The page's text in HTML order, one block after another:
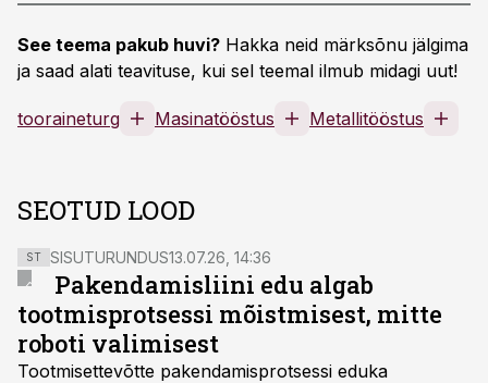
See teema pakub huvi? Hakka neid märksõnu jälgima
ja saad alati teavituse, kui sel teemal ilmub midagi uut!
tooraineturg Masinatööstus Metallitööstus
SEOTUD LOOD
ST SISUTURUNDUS13.07.26, 14:36
Pakendamisliini edu algab
tootmisprotsessi mõistmisest, mitte
roboti valimisest
Tootmisettevõtte pakendamisprotsessi eduka